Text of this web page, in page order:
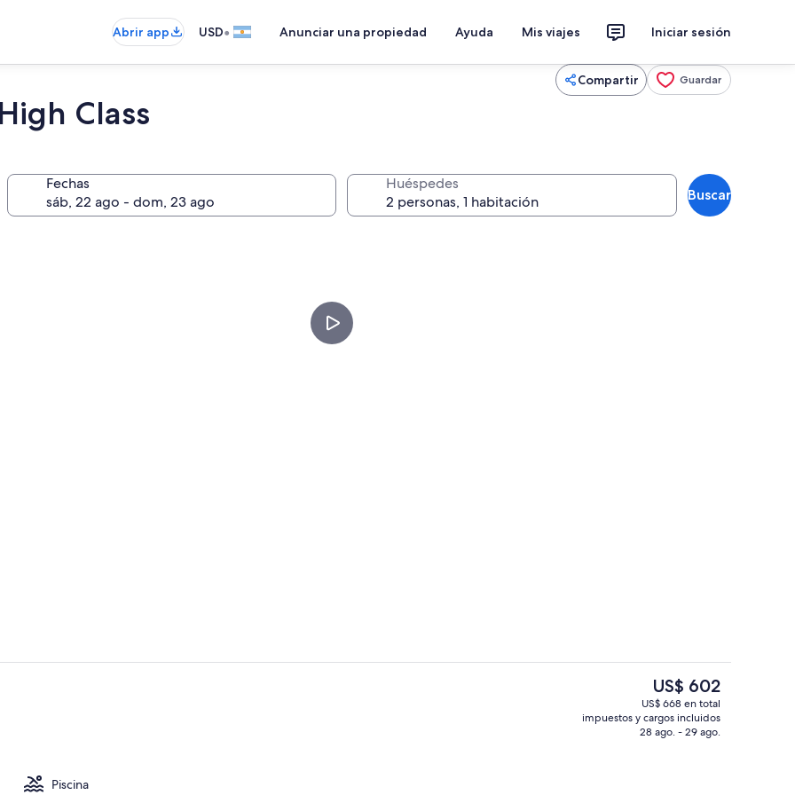
Abrir app USD• Anunciar una propiedad Ayuda Mis viajes Iniciar sesión
Compartir Guardar
Class
Fechas Huéspedes
Buscar
10 bares, bar junto a la piscina, bar
Piscina
El
precio
actual
es
US$ 602
US$ 668 en total
impuestos y cargos incluidos
28 ago. - 29 ago.